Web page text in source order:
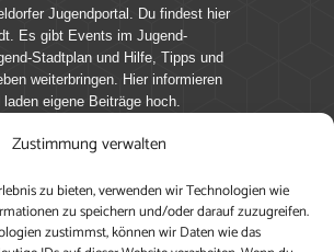
Zustimmung verwalten
zu bieten, verwenden wir Technologien wie
zu speichern und/oder darauf zuzugreifen.
zustimmst, können wir Daten wie das
Jugendportal. Du findest hier
Es gibt Events im Jugend-
Stadtplan und Hilfe, Tipps und
weiterbringen. Hier informieren
eigene Beiträge hoch.
wie dir. Sammel
teile deine Perspektive und